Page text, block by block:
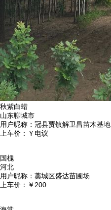
秋紫白蜡
山东聊城市
用户昵称： 冠县贾镇解卫昌苗木基地
上车价： ￥电议
国槐
河北
用户昵称： 藁城区盛达苗圃场
上车价： ￥200